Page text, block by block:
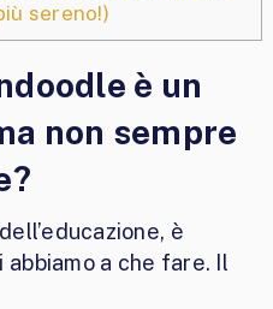
sereno!)
è un
non sempre
è
a che fare. Il